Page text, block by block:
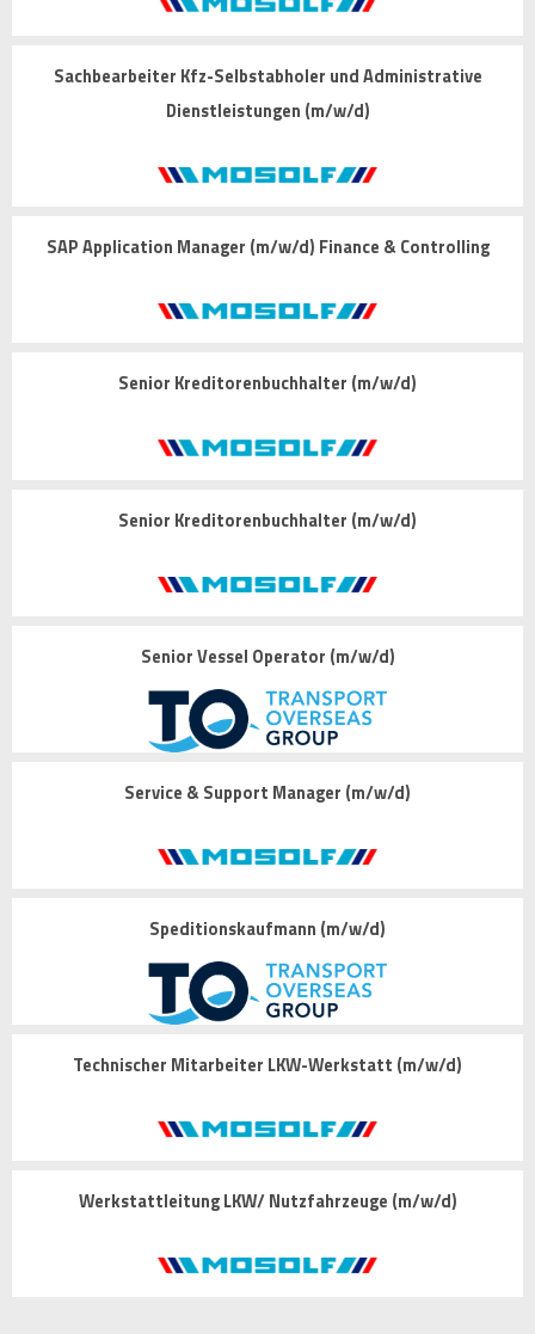
Sachbearbeiter Kfz-Selbstabholer und Administrative
Dienstleistungen (m/w/d)
SAP Application Manager (m/w/d) Finance & Controlling
Senior Kreditorenbuchhalter (m/w/d)
Senior Kreditorenbuchhalter (m/w/d)
Senior Vessel Operator (m/w/d)
Service & Support Manager (m/w/d)
Speditionskaufmann (m/w/d)
Technischer Mitarbeiter LKW-Werkstatt (m/w/d)
Werkstattleitung LKW/ Nutzfahrzeuge (m/w/d)